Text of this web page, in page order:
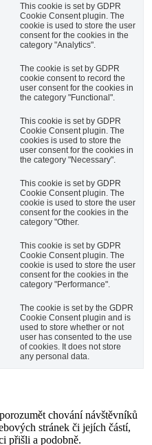
This cookie is set by GDPR
Cookie Consent plugin. The
cookie is used to store the user
consent for the cookies in the
category "Analytics".
The cookie is set by GDPR
cookie consent to record the
user consent for the cookies in
the category "Functional".
This cookie is set by GDPR
Cookie Consent plugin. The
cookies is used to store the
user consent for the cookies in
the category "Necessary".
This cookie is set by GDPR
Cookie Consent plugin. The
cookie is used to store the user
consent for the cookies in the
category "Other.
This cookie is set by GDPR
Cookie Consent plugin. The
cookie is used to store the user
consent for the cookies in the
category "Performance".
The cookie is set by the GDPR
Cookie Consent plugin and is
used to store whether or not
user has consented to the use
of cookies. It does not store
any personal data.
chování návštěvníků
stránek či jejích částí,
přišli a podobně.